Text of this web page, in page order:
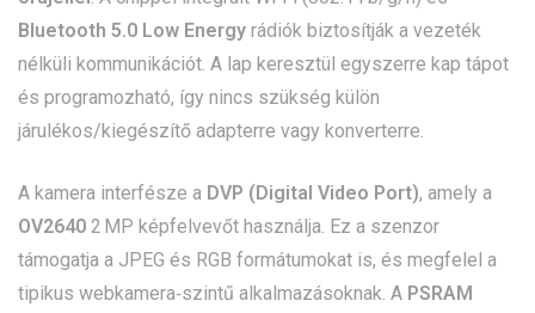
Bluetooth 5.0 Low Energy rádiók biztosítják a vezeték
nélküli kommunikációt. A lap keresztül egyszerre kap tápot
és programozható, így nincs szükség külön
járulékos/kiegészítő adapterre vagy konverterre.
A kamera interfésze a DVP (Digital Video Port), amely a
OV2640 2 MP képfelvevőt használja. Ez a szenzor
támogatja a JPEG és RGB formátumokat is, és megfelel a
tipikus webkamera‑szintű alkalmazásoknak. A PSRAM